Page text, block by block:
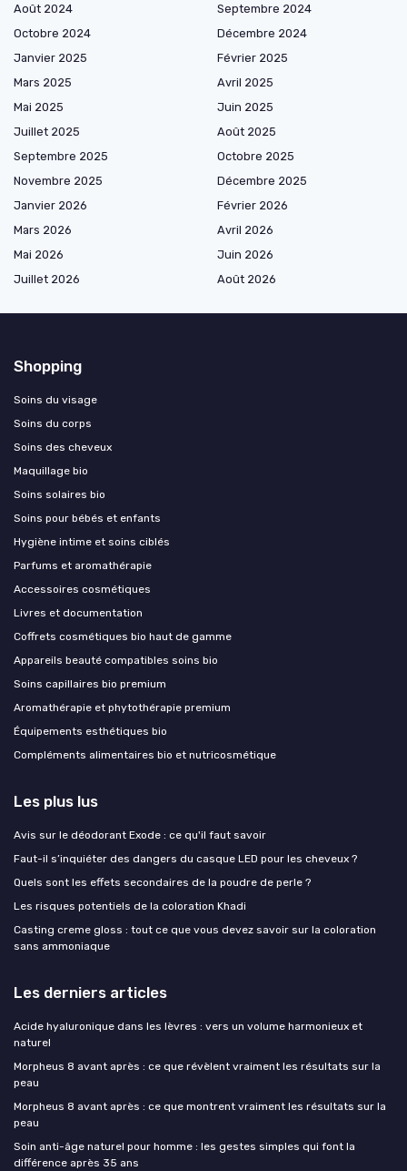
Août 2024
Septembre 2024
Octobre 2024
Décembre 2024
Janvier 2025
Février 2025
Mars 2025
Avril 2025
Mai 2025
Juin 2025
Juillet 2025
Août 2025
Septembre 2025
Octobre 2025
Novembre 2025
Décembre 2025
Janvier 2026
Février 2026
Mars 2026
Avril 2026
Mai 2026
Juin 2026
Juillet 2026
Août 2026
Shopping
Soins du visage
Soins du corps
Soins des cheveux
Maquillage bio
Soins solaires bio
Soins pour bébés et enfants
Hygiène intime et soins ciblés
Parfums et aromathérapie
Accessoires cosmétiques
Livres et documentation
Coffrets cosmétiques bio haut de gamme
Appareils beauté compatibles soins bio
Soins capillaires bio premium
Aromathérapie et phytothérapie premium
Équipements esthétiques bio
Compléments alimentaires bio et nutricosmétique
Les plus lus
Avis sur le déodorant Exode : ce qu'il faut savoir
Faut-il s’inquiéter des dangers du casque LED pour les cheveux ?
Quels sont les effets secondaires de la poudre de perle ?
Les risques potentiels de la coloration Khadi
Casting creme gloss : tout ce que vous devez savoir sur la coloration
sans ammoniaque
Les derniers articles
Acide hyaluronique dans les lèvres : vers un volume harmonieux et
naturel
Morpheus 8 avant après : ce que révèlent vraiment les résultats sur la
peau
Morpheus 8 avant après : ce que montrent vraiment les résultats sur la
peau
Soin anti-âge naturel pour homme : les gestes simples qui font la
différence après 35 ans